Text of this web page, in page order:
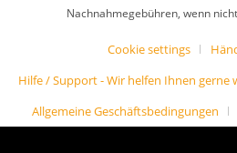
Nachnahmegebühren, wenn
Cookie settings
Hilfe / Support - Wir helfen Ihnen gerne
Allgemeine Geschäftsbedingungen